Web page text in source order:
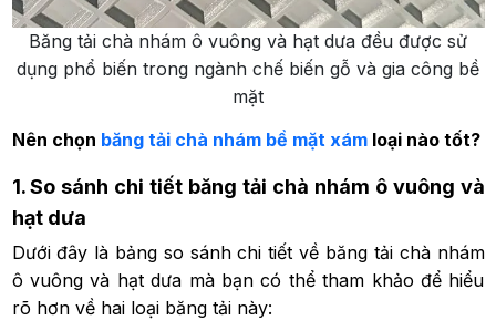
Băng tải chà nhám ô vuông và hạt dưa đều được sử
dụng phổ biến trong ngành chế biến gỗ và gia công bề
mặt
Nên chọn băng tải chà nhám bề mặt xámloại nào tốt?
1.So sánh chi tiết băng tải chà nhám ô vuông và
hạt dưa
Dưới đây là bảng so sánh chi tiết về băng tải chà nhám
ô vuông và hạt dưa mà bạn có thể tham khảo để hiểu
rõ hơn về hai loại băng tải này: